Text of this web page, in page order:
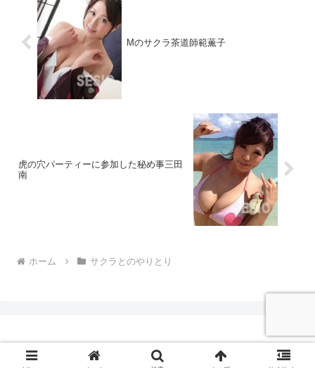
Mのサクラ茶道師範薫子
虎の穴パーティーに参加した秘め事三田
南
ホーム サクラとのやりとり
© 2014 セシオの悪徳・良質出会い系サイト評価レポート.